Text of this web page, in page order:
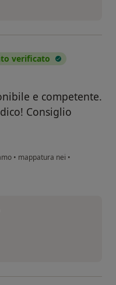
verificato
e competente.
Consiglio
• mappatura nei •